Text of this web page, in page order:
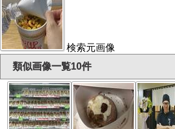
検索元画像
類似画像一覧10件